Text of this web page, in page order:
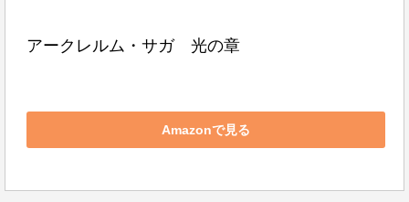
アークレルム・サガ　光の章
Amazonで見る